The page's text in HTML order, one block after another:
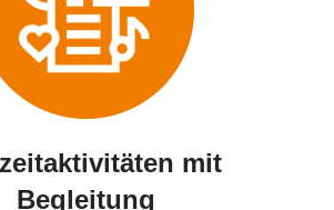
mit
Begleitung